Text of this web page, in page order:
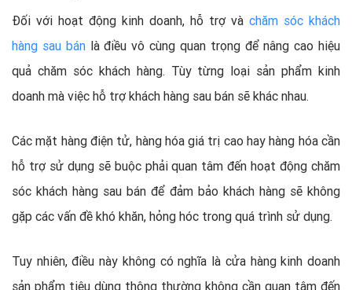
Đối với hoạt động kinh doanh, hỗ trợ và chăm sóc khách
hàng sau bánlà điều vô cùng quan trọng để nâng cao hiệu
quả chăm sóc khách hàng. Tùy từng loại sản phẩm kinh
doanh mà việc hỗ trợ khách hàng sau bán sẽ khác nhau.
Các mặt hàng điện tử, hàng hóa giá trị cao hay hàng hóa cần
hỗ trợ sử dụng sẽ buộc phải quan tâm đến hoạt động chăm
sóc khách hàng sau bán để đảm bảo khách hàng sẽ không
gặp các vấn đề khó khăn, hỏng hóc trong quá trình sử dụng.
Tuy nhiên, điều này không có nghĩa là cửa hàng kinh doanh
sản phẩm tiêu dùng thông thường không cần quan tâm đến